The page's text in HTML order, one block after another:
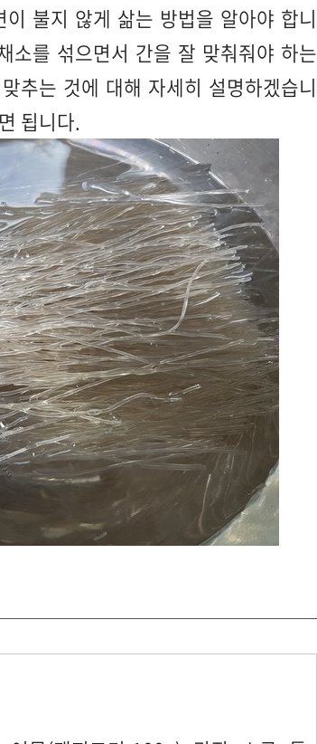
불지 않게 삶는 방법을 알아야 합니
소를 섞으면서 간을 잘 맞춰줘야 하는
추는 것에 대해 자세히 설명하겠습니
됩니다.